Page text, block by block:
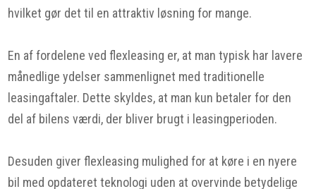
hvilket gør det til en attraktiv løsning for mange.
En af fordelene ved flexleasing er, at man typisk har lavere
månedlige ydelser sammenlignet med traditionelle
leasingaftaler. Dette skyldes, at man kun betaler for den
del af bilens værdi, der bliver brugt i leasingperioden.
Desuden giver flexleasing mulighed for at køre i en nyere
bil med opdateret teknologi uden at overvinde betydelige